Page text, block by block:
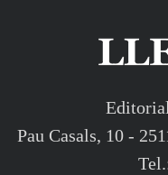
Pau Casals, 10 -